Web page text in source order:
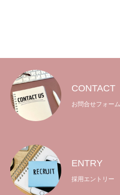
院長メッセージ
地図・アクセス
院内見学・面接応募フォーム
CONTACT
お問合せフォーム
ENTRY
採用エントリー